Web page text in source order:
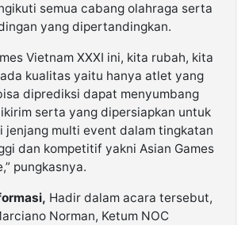
semua cabang olahraga serta
yang dipertandingkan.
Vietnam XXXI ini, kita rubah, kita
kualitas yaitu hanya atlet yang
diprediksi dapat menyumbang
serta yang dipersiapkan untuk
jenjang multi event dalam tingkatan
dan kompetitif yakni Asian Games
pungkasnya.
Hadir dalam acara tersebut,
Norman, Ketum NOC